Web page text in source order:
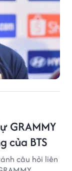
GRAMMY
của BTS
câu hỏi liên